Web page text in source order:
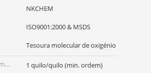
NKCHEM
ISO9001:2000 & MSDS
Tesoura molecular de oxigénio
1 quilo/quilo (min. ordem)